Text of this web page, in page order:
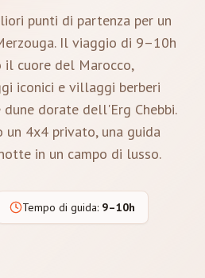
punti di partenza per un
Il viaggio di 9–10h
cuore del Marocco,
iconici e villaggi berberi
dorate dell'Erg Chebbi.
4x4 privato, una guida
in un campo di lusso.
Tempo di guida: 9–10h